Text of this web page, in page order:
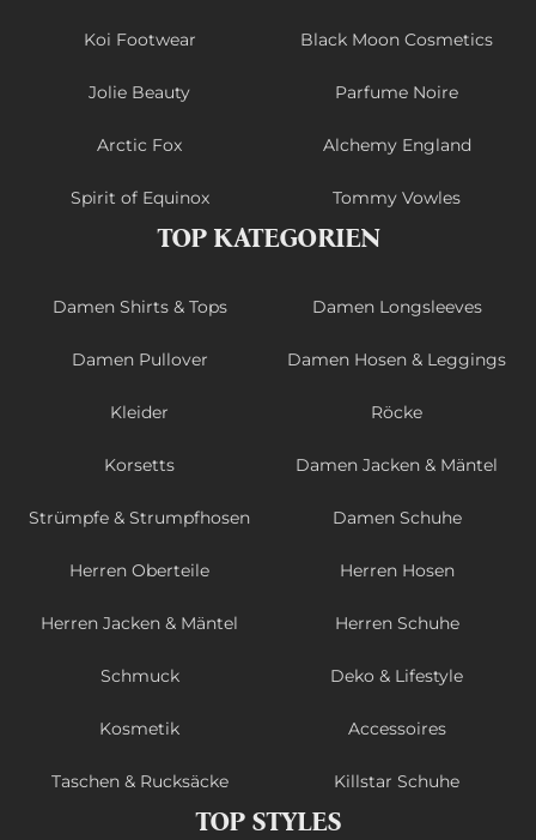
Koi Footwear Black Moon Cosmetics
Jolie Beauty Parfume Noire
Arctic Fox Alchemy England
Spirit of Equinox Tommy Vowles
TOP KATEGORIEN
Damen Shirts & Tops Damen Longsleeves
Damen Pullover Damen Hosen & Leggings
Kleider Röcke
Korsetts Damen Jacken & Mäntel
Strümpfe & Strumpfhosen Damen Schuhe
Herren Oberteile Herren Hosen
Herren Jacken & Mäntel Herren Schuhe
Schmuck Deko & Lifestyle
Kosmetik Accessoires
Taschen & Rucksäcke Killstar Schuhe
TOP STYLES